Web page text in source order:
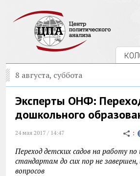
8 августа, суббота
Эксперты ОНФ:
дошкольного
24 мая 2017 / 14:47
Переход детских садов на работу
стандартам до сих пор не
вопросов